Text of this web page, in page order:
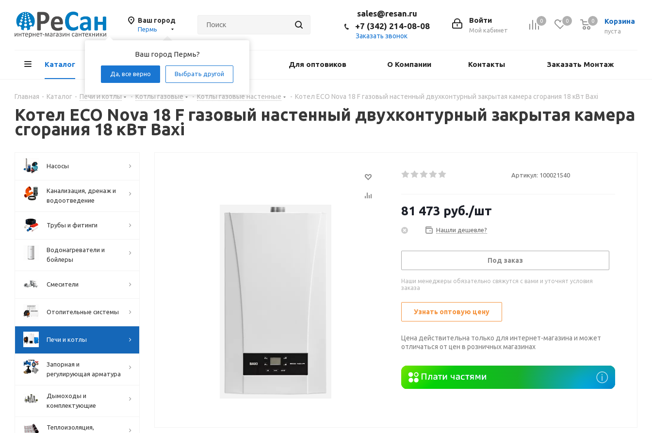
Ваш город
Пермь
Ваш город Пермь?
Да, все верно Выбрать другой
0 0 Корзина
пуста
0
Войти
Мой кабинет
sales@resan.ru
+7 (342) 214-08-08
Заказать звонок
Каталог Акции Доставка Для оптовиков О Компании Контакты Заказать Монтаж
Главная - Каталог - Печи и котлы - Котлы газовые - Котлы газовые настенные - Котел ECO Nova 18 F газовый настенный двухконтурный закрытая камера сгорания 18 кВт Baxi
Котел ECO Nova 18 F газовый настенный двухконтурный закрытая камера
сгорания 18 кВт Baxi
Артикул: 100021540
81 473 руб./шт
Нашли дешевле?
Под заказ
Наши менеджеры обязательно свяжутся с вами и уточнят условия
заказа
Узнать оптовую цену
Цена действительна только для интернет-магазина и может
отличаться от цен в розничных магазинах
Насосы
Канализация, дренаж и
водоотведение
Трубы и фитинги
Водонагреватели и
бойлеры
Смесители
Отопительные системы
Печи и котлы
Запорная и
регулирующая арматура
Дымоходы и
комплектующие
Теплоизоляция,